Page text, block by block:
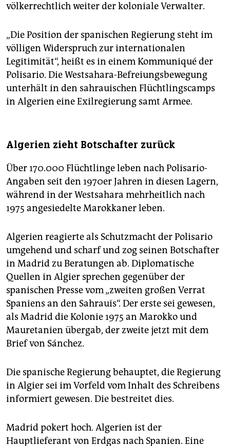
völkerrechtlich weiter der koloniale Verwalter.
„Die Position der spanischen Regierung steht im
völligen Widerspruch zur internationalen
Legitimität“, heißt es in einem Kommuniqué der
Polisario. Die Westsahara-Befreiungsbewegung
unterhält in den sahrauischen Flüchtlingscamps
in Algerien eine Exilregierung samt Armee.
Algerien zieht Botschafter zurück
Über 170.000 Flüchtlinge leben nach Polisario-
Angaben seit den 1970er Jahren in diesen Lagern,
während in der Westsahara mehrheitlich nach
1975 angesiedelte Marokkaner leben.
Algerien reagierte als Schutzmacht der Polisario
umgehend und scharf und zog seinen Botschafter
in Madrid zu Beratungen ab. Diplomatische
Quellen in Algier sprechen gegenüber der
spanischen Presse vom „zweiten großen Verrat
Spaniens an den Sahrauis“. Der erste sei gewesen,
als Madrid die Kolonie 1975 an Marokko und
Mauretanien übergab, der zweite jetzt mit dem
Brief von Sánchez.
Die spanische Regierung behauptet, die Regierung
in Algier sei im Vorfeld vom Inhalt des Schreibens
informiert gewesen. Die bestreitet dies.
Madrid pokert hoch. Algerien ist der
Hauptlieferant von Erdgas nach Spanien. Eine